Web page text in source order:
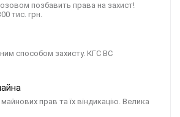
позбавить права на захист!
тис. грн.
способом захисту. КГС ВС
прав та їх віндикацію. Велика